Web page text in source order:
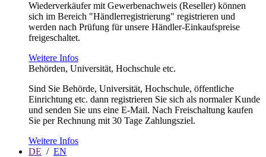
Wiederverkäufer mit Gewerbenachweis (Reseller) können
sich im Bereich "Händlerregistrierung" registrieren und
werden nach Prüfung für unsere Händler-Einkaufspreise
freigeschaltet.
Weitere Infos
Behörden, Universität, Hochschule etc.
Sind Sie Behörde, Universität, Hochschule, öffentliche
Einrichtung etc. dann registrieren Sie sich als normaler Kunde
und senden Sie uns eine E-Mail. Nach Freischaltung kaufen
Sie per Rechnung mit 30 Tage Zahlungsziel.
Weitere Infos
DE / EN